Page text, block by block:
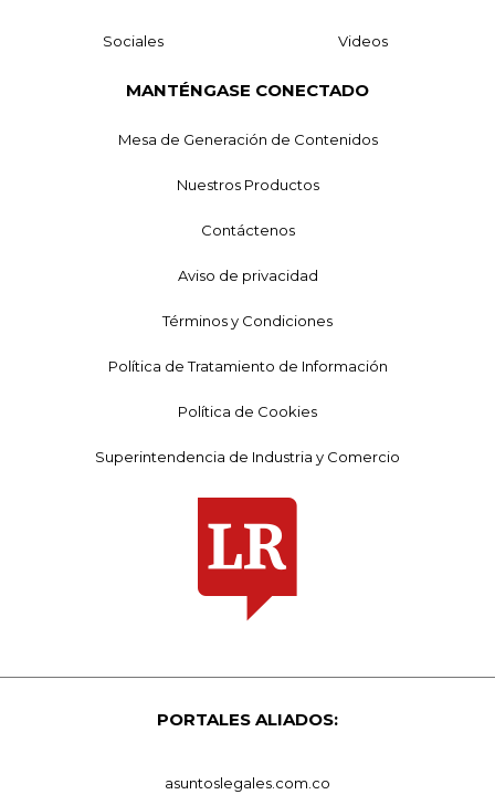
Sociales Videos
MANTÉNGASE CONECTADO
Mesa de Generación de Contenidos
Nuestros Productos
Contáctenos
Aviso de privacidad
Términos y Condiciones
Política de Tratamiento de Información
Política de Cookies
Superintendencia de Industria y Comercio
PORTALES ALIADOS:
asuntoslegales.com.co